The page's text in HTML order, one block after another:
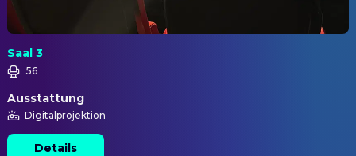
Saal 3
56
Ausstattung
Digitalprojektion
Details